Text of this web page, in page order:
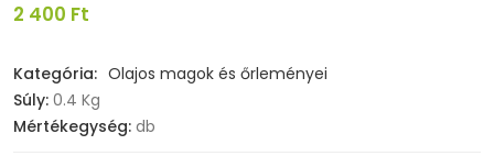
2 400 Ft
Kategória: Olajos magok és őrleményei
Súly: 0.4 Kg
Mértékegység: db